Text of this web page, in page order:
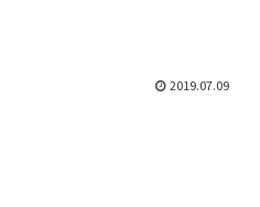
2019.07.09